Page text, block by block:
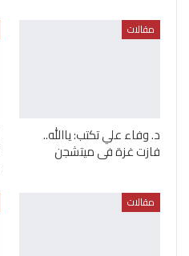
مقالات
د. وفاء علي تكتب: ياالله..
فازت غزة فى ميتشجن
مقالات